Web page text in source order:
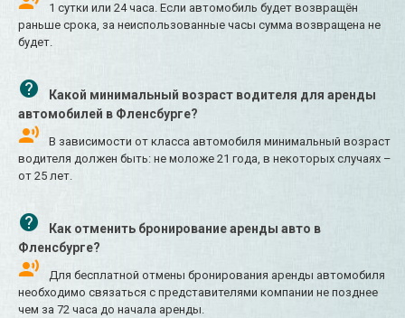
1 сутки или 24 часа. Если автомобиль будет возвращён
раньше срока, за неиспользованные часы сумма возвращена не
будет.
Какой минимальный возраст водителя для аренды
автомобилей в Фленсбурге?
В зависимости от класса автомобиля минимальный возраст
водителя должен быть: не моложе 21 года, в некоторых случаях –
от 25 лет.
Как отменить бронирование аренды авто в
Фленсбурге?
Для бесплатной отмены бронирования аренды автомобиля
необходимо связаться с представителями компании не позднее
чем за 72 часа до начала аренды.